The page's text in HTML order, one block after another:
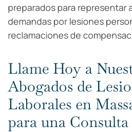
preparados para representar
demandas por lesiones
reclamaciones de
Llame Hoy a
Abogados de
Laborales en
para una